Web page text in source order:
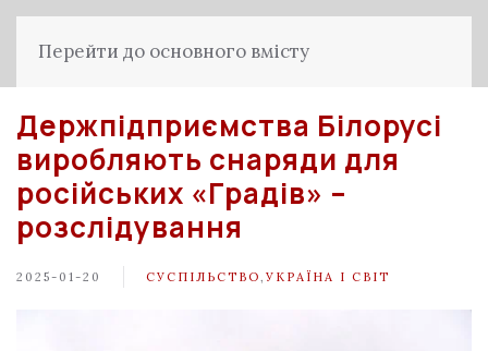
Перейти до основного вмісту
Держпідприємства Білорусі
виробляють снаряди для
російських «Градів» –
розслідування
2025-01-20 СУСПІЛЬСТВО УКРАЇНА І СВІТ